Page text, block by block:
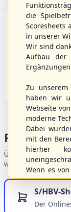
Bargenstedt
Übersicht der
weiterführende
S/HBV-
Der
die
Scoresheets
in unserer
Wir sind
Aufbau der
Zu unserem
haben wir
Webseite
moderne
Dabei
mit den
hierher
Wenn es
gerne an
schicken.